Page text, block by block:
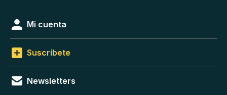
Mi cuenta
Suscríbete
Newsletters